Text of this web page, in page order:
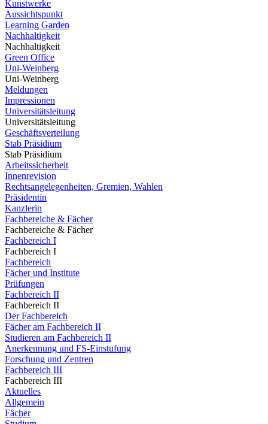
Kunstwerke
Aussichtspunkt
Learning Garden
Nachhaltigkeit
Nachhaltigkeit
Green Office
Uni-Weinberg
Uni-Weinberg
Meldungen
Impressionen
Universitätsleitung
Universitätsleitung
Geschäftsverteilung
Stab Präsidium
Stab Präsidium
Arbeitssicherheit
Innenrevision
Rechtsangelegenheiten, Gremien, Wahlen
Präsidentin
Kanzlerin
Fachbereiche & Fächer
Fachbereiche & Fächer
Fachbereich I
Fachbereich I
Fachbereich
Fächer und Institute
Prüfungen
Fachbereich II
Fachbereich II
Der Fachbereich
Fächer am Fachbereich II
Studieren am Fachbereich II
Anerkennung und FS-Einstufung
Forschung und Zentren
Fachbereich III
Fachbereich III
Aktuelles
Allgemein
Fächer